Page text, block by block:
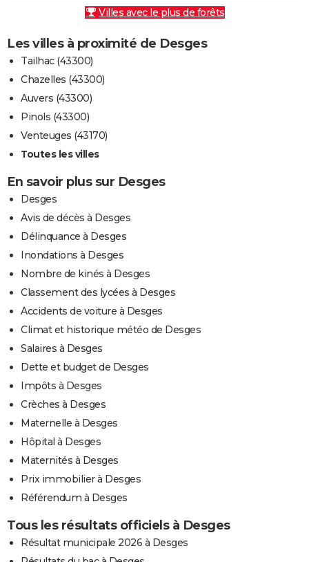
Villes avec le plus de forêts
Les villes à proximité de Desges
Tailhac (43300)
Chazelles (43300)
Auvers (43300)
Pinols (43300)
Venteuges (43170)
Toutes les villes
En savoir plus sur Desges
Desges
Avis de décès à Desges
Délinquance à Desges
Inondations à Desges
Nombre de kinés à Desges
Classement des lycées à Desges
Accidents de voiture à Desges
Climat et historique météo de Desges
Salaires à Desges
Dette et budget de Desges
Impôts à Desges
Crèches à Desges
Maternelle à Desges
Hôpital à Desges
Maternités à Desges
Prix immobilier à Desges
Référendum à Desges
Tous les résultats officiels à Desges
Résultat municipale 2026 à Desges